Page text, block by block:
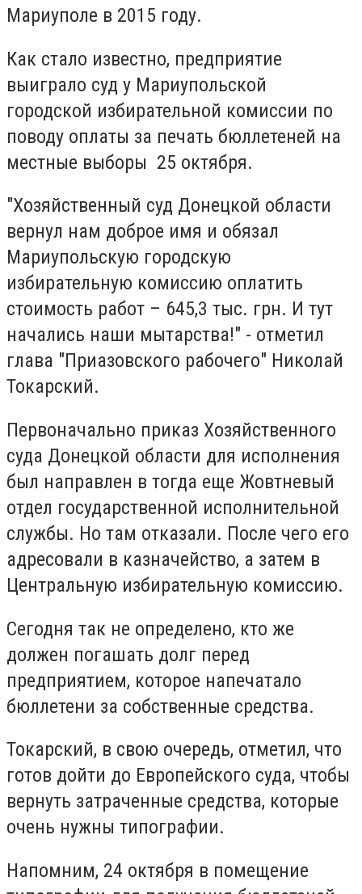
Мариуполе в 2015 году.
Как стало известно, предприятие
выиграло суд у Мариупольской
городской избирательной комиссии по
поводу оплаты за печать бюллетеней на
местные выборы 25 октября.
"Хозяйственный суд Донецкой области
вернул нам доброе имя и обязал
Мариупольскую городскую
избирательную комиссию оплатить
стоимость работ – 645,3 тыс. грн. И тут
начались наши мытарства!" - отметил
глава "Приазовского рабочего" Николай
Токарский.
Первоначально приказ Хозяйственного
суда Донецкой области для исполнения
был направлен в тогда еще Жовтневый
отдел государственной исполнительной
службы. Но там отказали. После чего его
адресовали в казначейство, а затем в
Центральную избирательную комиссию.
Сегодня так не определено, кто же
должен погашать долг перед
предприятием, которое напечатало
бюллетени за собственные средства.
Токарский, в свою очередь, отметил, что
готов дойти до Европейского суда, чтобы
вернуть затраченные средства, которые
очень нужны типографии.
Напомним, 24 октября в помещение